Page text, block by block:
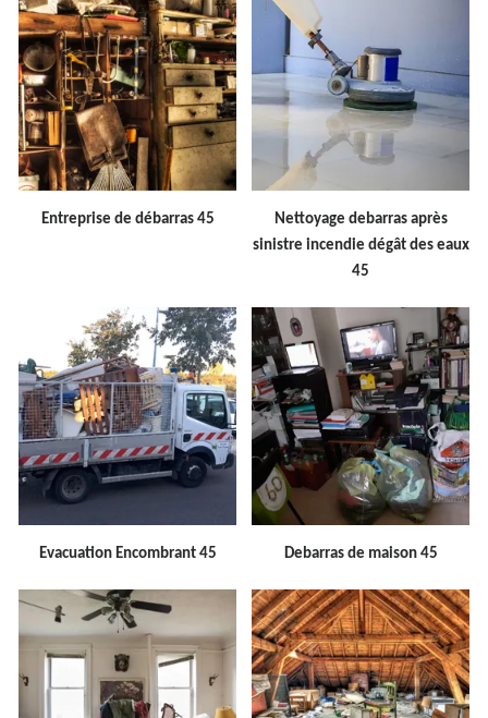
Entreprise de débarras 45
Nettoyage debarras après
sinistre incendie dégât des eaux
45
Evacuation Encombrant 45 Debarras de maison 45